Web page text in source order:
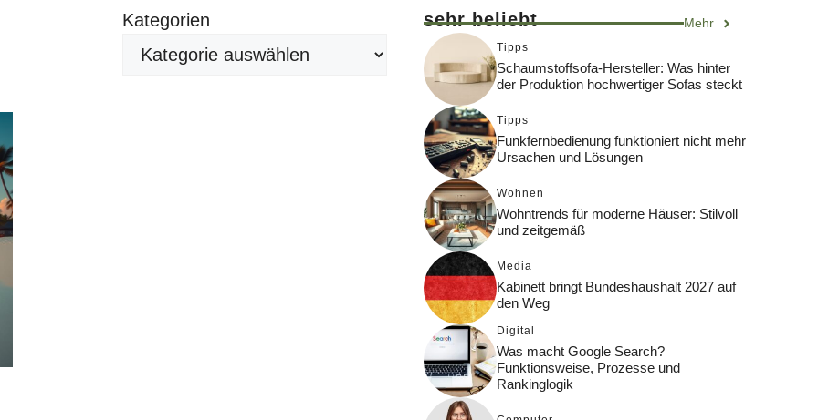
Kategorien sehr beliebt Mehr
Tipps
Schaumstoffsofa-Hersteller: Was hinter
der Produktion hochwertiger Sofas steckt
Tipps
Funkfernbedienung funktioniert nicht mehr
Ursachen und Lösungen
Wohnen
Wohntrends für moderne Häuser: Stilvoll
und zeitgemäß
Media
Kabinett bringt Bundeshaushalt 2027 auf
den Weg
Digital
Was macht Google Search?
Funktionsweise, Prozesse und
Rankinglogik